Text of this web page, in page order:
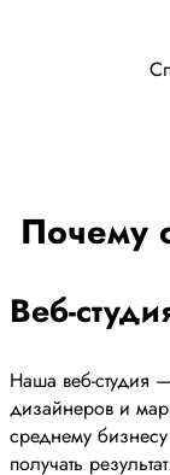
Почему
Веб-
Наша веб-студия
дизайнеров и
среднему
получать